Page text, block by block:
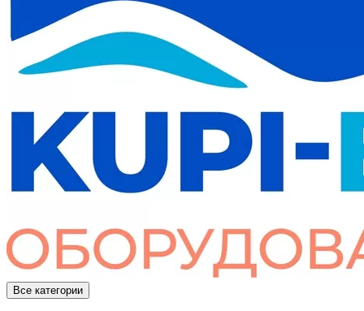
Все категории